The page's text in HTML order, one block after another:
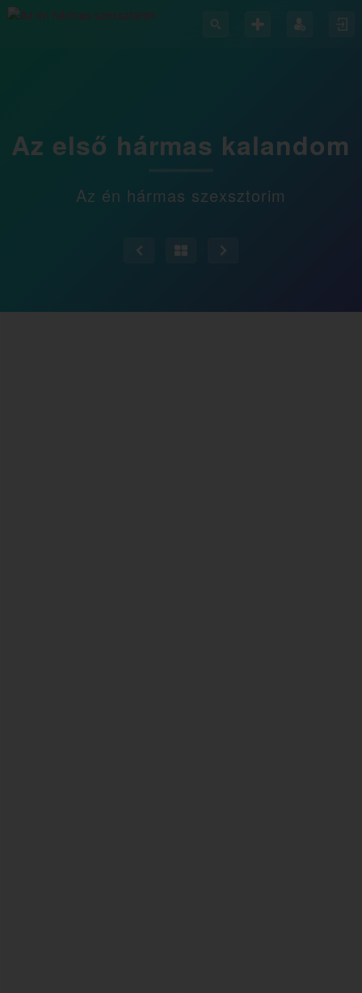
Az első hármas kalandom
Az én hármas szexsztorim